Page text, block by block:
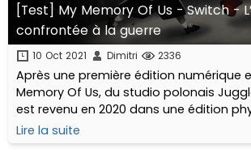
[Test] My Memory Of Us - Switch -
confrontée à la guerre
10 Oct 2021 Dimitri 2336
Après une première édition numérique
Memory Of Us, du studio polonais
est revenu en 2020 dans une édition
Switch, distribuée par les spécialistes
l'édition limitée Red Art Games.
Lire la suite